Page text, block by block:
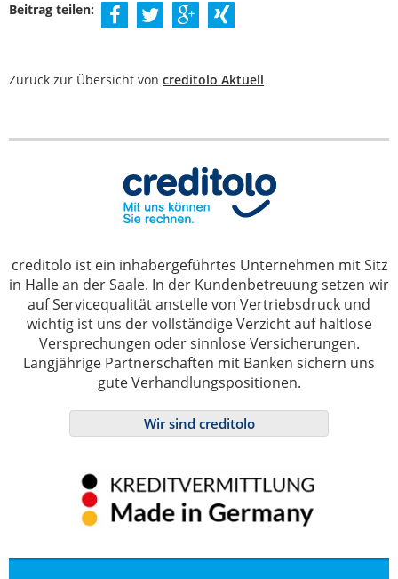
Beitrag teilen:
Zurück zur Übersicht von creditolo Aktuell
creditolo ist ein inhabergeführtes Unternehmen mit Sitz
in Halle an der Saale. In der Kundenbetreuung setzen wir
auf Servicequalität anstelle von Vertriebsdruck und
wichtig ist uns der vollständige Verzicht auf haltlose
Versprechungen oder sinnlose Versicherungen.
Langjährige Partnerschaften mit Banken sichern uns
gute Verhandlungspositionen.
Wir sind creditolo